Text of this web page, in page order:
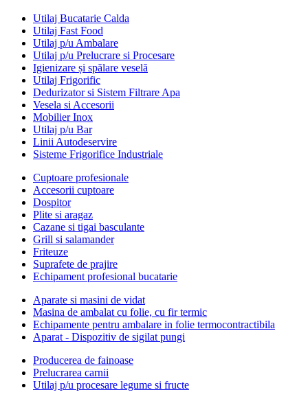
Utilaj Bucatarie Calda
Utilaj Fast Food
Utilaj p/u Ambalare
Utilaj p/u Prelucrare si Procesare
Igienizare și spălare veselă
Utilaj Frigorific
Dedurizator si Sistem Filtrare Apa
Vesela si Accesorii
Mobilier Inox
Utilaj p/u Bar
Linii Autodeservire
Sisteme Frigorifice Industriale
Cuptoare profesionale
Accesorii cuptoare
Dospitor
Plite si aragaz
Cazane si tigai basculante
Grill si salamander
Friteuze
Suprafete de prajire
Echipament profesional bucatarie
Aparate si masini de vidat
Masina de ambalat cu folie, cu fir termic
Echipamente pentru ambalare in folie termocontractibila
Aparat - Dispozitiv de sigilat pungi
Producerea de fainoase
Prelucrarea carnii
Utilaj p/u procesare legume si fructe